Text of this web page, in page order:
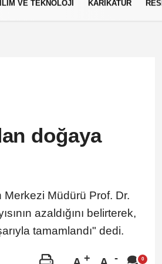
VE TEKNOLOJİ KARİKATÜR
doğaya
Müdürü Prof. Dr.
azaldığını belirterek,
tamamlandı" dedi.